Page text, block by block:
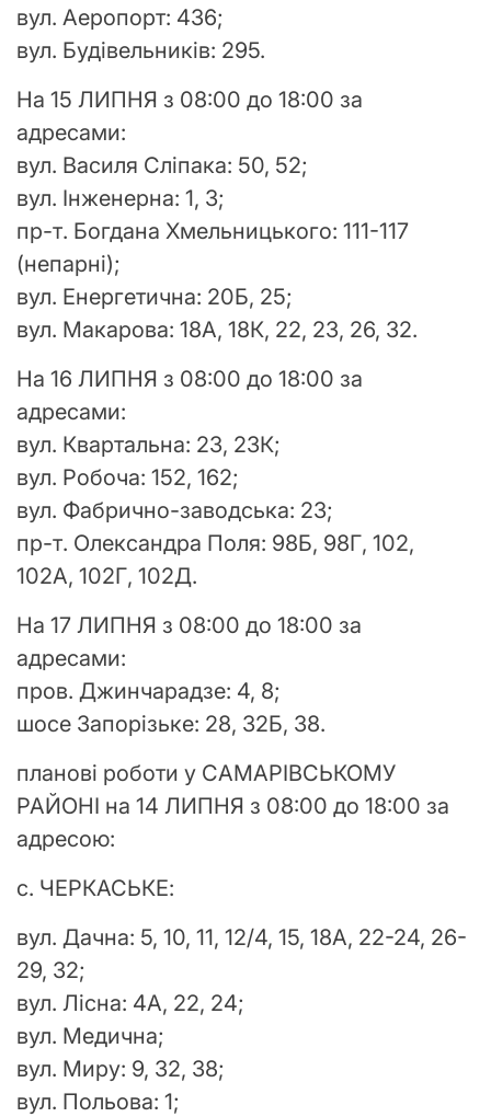
вул. Аеропорт: 436;
вул. Будівельників: 295.
На 15 ЛИПНЯ з 08:00 до 18:00 за
адресами:
вул. Василя Сліпака: 50, 52;
вул. Інженерна: 1, 3;
пр-т. Богдана Хмельницького: 111-117
(непарні);
вул. Енергетична: 20Б, 25;
вул. Макарова: 18А, 18К, 22, 23, 26, 32.
На 16 ЛИПНЯ з 08:00 до 18:00 за
адресами:
вул. Квартальна: 23, 23К;
вул. Робоча: 152, 162;
вул. Фабрично-заводська: 23;
пр-т. Олександра Поля: 98Б, 98Г, 102,
102А, 102Г, 102Д.
На 17 ЛИПНЯ з 08:00 до 18:00 за
адресами:
пров. Джинчарадзе: 4, 8;
шосе Запорізьке: 28, 32Б, 38.
планові роботи у САМАРІВСЬКОМУ
РАЙОНІ на 14 ЛИПНЯ з 08:00 до 18:00 за
адресою:
с. ЧЕРКАСЬКЕ:
вул. Дачна: 5, 10, 11, 12/4, 15, 18А, 22-24, 26-
29, 32;
вул. Лісна: 4А, 22, 24;
вул. Медична;
вул. Миру: 9, 32, 38;
вул. Польова: 1;